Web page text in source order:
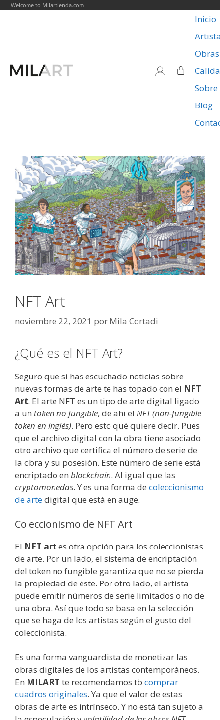
Welcome to Milartienda.com
Inicio
Obras
Blog
NFT Art
noviembre 22, 2021 por Mila Cortadi
¿Qué es el NFT Art?
Seguro que si has escuchado noticias sobre
nuevas formas de arte te has topado con el NFT
Art. El arte NFT es un tipo de arte digital ligado
a un token no fungible, de ahí el NFT (non-fungible
token en inglés). Pero esto qué quiere decir. Pues
que el archivo digital con la obra tiene asociado
otro archivo que certifica el número de serie de
la obra y su posesión. Este número de serie está
encriptado en blockchain. Al igual que las
cryptomonedas. Y es una forma de coleccionismo
de artedigital que está en auge.
Coleccionismo de NFT Art
El NFT art es otra opción para los coleccionistas
de arte. Por un lado, el sistema de encriptación
del token no fungible garantiza que no se pierda
la propiedad de éste. Por otro lado, el artista
puede emitir números de serie limitados o no de
una obra. Así que todo se basa en la selección
que se haga de los artistas según el gusto del
coleccionista.
Es una forma vanguardista de monetizar las
obras digitales de los artistas contemporáneos.
En MILART te recomendamos tb comprar
cuadros originales. Ya que el valor de estas
obras de arte es intrínseco. Y no está tan sujeto a